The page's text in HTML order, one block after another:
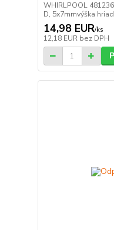
WHIRLPOOL
D, 5x7mmvýška
14,98 EUR/ks
12,18 EUR bez DPH